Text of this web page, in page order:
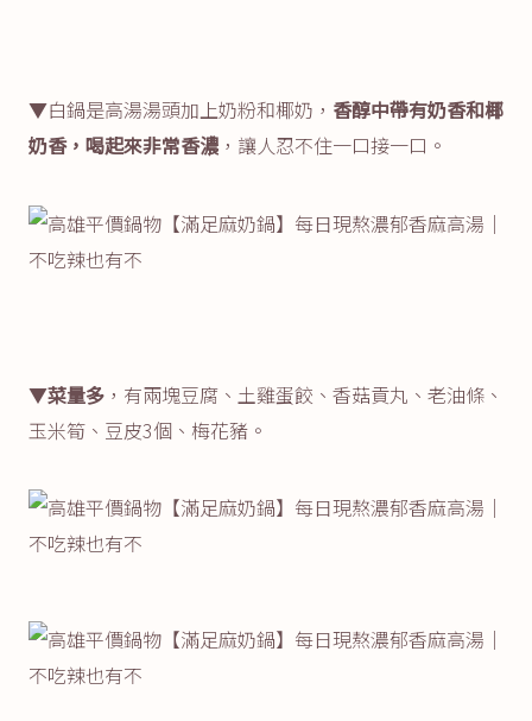
▼白鍋是高湯湯頭加上奶粉和椰奶， 香醇中帶有奶香和椰
奶香，喝起來非常香濃 ，讓人忍不住一口接一口。
▼菜量多 ，有兩塊豆腐、土雞蛋餃、香菇貢丸、老油條、
玉米筍、豆皮3個、梅花豬。